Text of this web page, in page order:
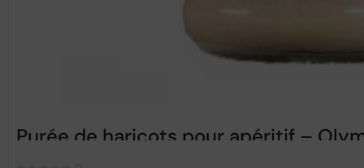
Purée de haricots pour apéritif –